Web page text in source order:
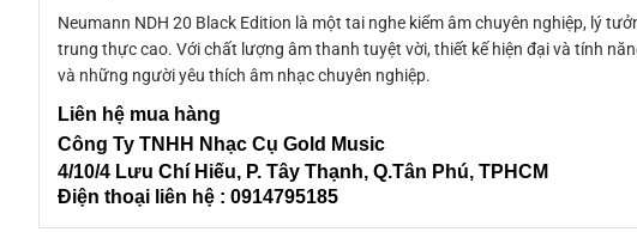
Neumann NDH 20 Black Edition là một tai nghe kiểm âm chuyên nghiệp, lý
trung thực cao. Với chất lượng âm thanh tuyệt vời, thiết kế hiện đại và tính
và những người yêu thích âm nhạc chuyên nghiệp.
Liên hệ mua hàng
Công Ty TNHH Nhạc Cụ Gold Music
4/10/4 Lưu Chí Hiếu, P. Tây Thạnh, Q.Tân Phú, TPHCM
Điện thoại liên hệ : 0914795185